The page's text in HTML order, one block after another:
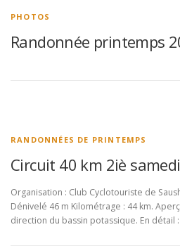
PHOTOS
Randonnée printemps
RANDONNÉES DE PRINTEMPS
Circuit 40 km 2iè samedi
Organisation : Club Cyclotouriste de
Dénivelé 46 m Kilométrage : 44 km.
direction du bassin potassique. En détail